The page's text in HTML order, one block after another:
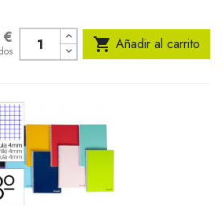
 Añadir al carrito